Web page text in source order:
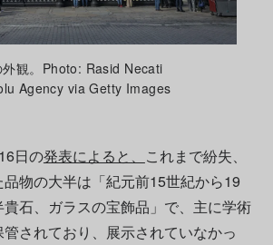
外観。Photo: Rasid Necati
Agency via Getty Images
日の発表によると、 これまで紛失、
物の大半は「紀元前15世紀から19
石、ガラスの宝飾品」で、主に学術
されており、展示されていなかっ